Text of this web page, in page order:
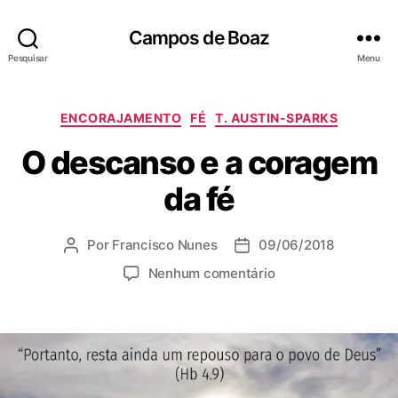
Pesquisar
Campos de Boaz
Menu
C
e
g
o
i
a
ENCORAJAMENTO FÉ T. AUSTIN-SPARKS
O descanso e a coragem
da fé
A
o
Por Francisco Nunes
D
p
09/06/2018
Nenhum comentárioe
d
e
s
c